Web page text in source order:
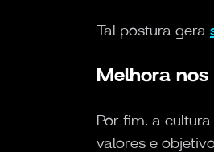
Tal postura gera
Melhora
Por fim, a
valores e